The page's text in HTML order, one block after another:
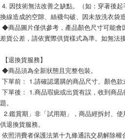
換線造成的空隙、絲襪勾破、因未放洗衣袋
差貨公差，請依實際供貨樣式為準。如無法
【退換貨服務】
◆商品須為全新狀態且完整包裝。
題。
供退換貨服務。